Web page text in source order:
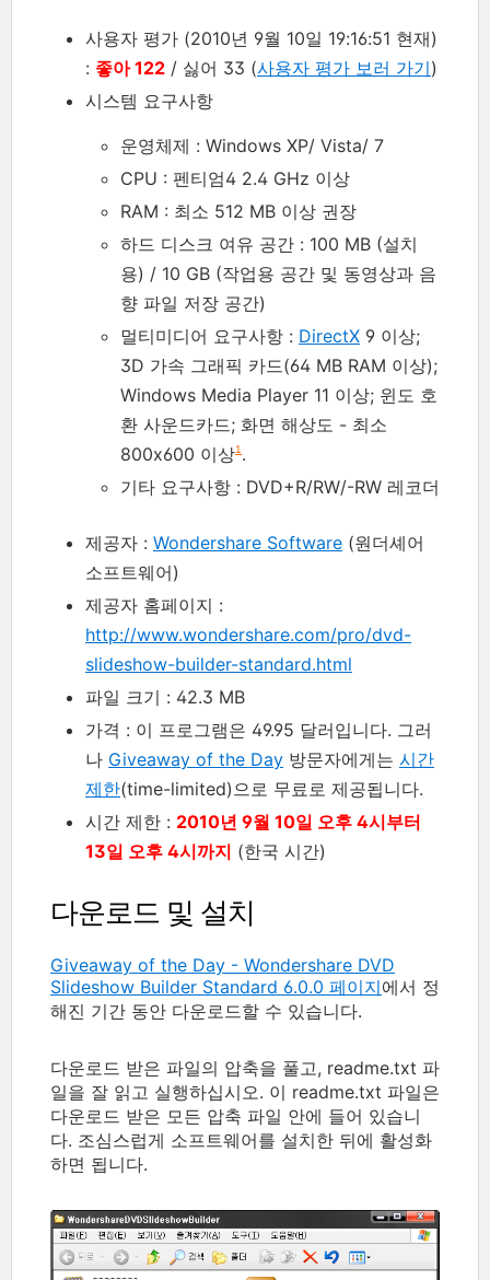
사용자 평가 (2010년 9월 10일 19:16:51 현재)
: 좋아 122 / 싫어 33 (사용자 평가 보러 가기)
시스템 요구사항
운영체제 : Windows XP/ Vista/ 7
CPU : 펜티엄4 2.4 GHz 이상
RAM : 최소 512 MB 이상 권장
하드 디스크 여유 공간 : 100 MB (설치
용) / 10 GB (작업용 공간 및 동영상과 음
향 파일 저장 공간)
멀티미디어 요구사항 : DirectX 9 이상;
3D 가속 그래픽 카드(64 MB RAM 이상);
Windows Media Player 11 이상; 윈도 호
환 사운드카드; 화면 해상도 - 최소
800x600 이상1.
기타 요구사항 : DVD+R/RW/-RW 레코더
제공자 : Wondershare Software (원더셰어
소프트웨어)
제공자 홈페이지 :
http://www.wondershare.com/pro/dvd-
slideshow-builder-standard.html
파일 크기 : 42.3 MB
가격 : 이 프로그램은 49.95 달러입니다. 그러
나 Giveaway of the Day 방문자에게는 시간
제한(time-limited)으로 무료로 제공됩니다.
시간 제한 : 2010년 9월 10일 오후 4시부터
13일 오후 4시까지 (한국 시간)
다운로드 및 설치
Giveaway of the Day - Wondershare DVD
Slideshow Builder Standard 6.0.0 페이지에서 정
해진 기간 동안 다운로드할 수 있습니다.
다운로드 받은 파일의 압축을 풀고, readme.txt 파
일을 잘 읽고 실행하십시오. 이 readme.txt 파일은
다운로드 받은 모든 압축 파일 안에 들어 있습니
다. 조심스럽게 소프트웨어를 설치한 뒤에 활성화
하면 됩니다.